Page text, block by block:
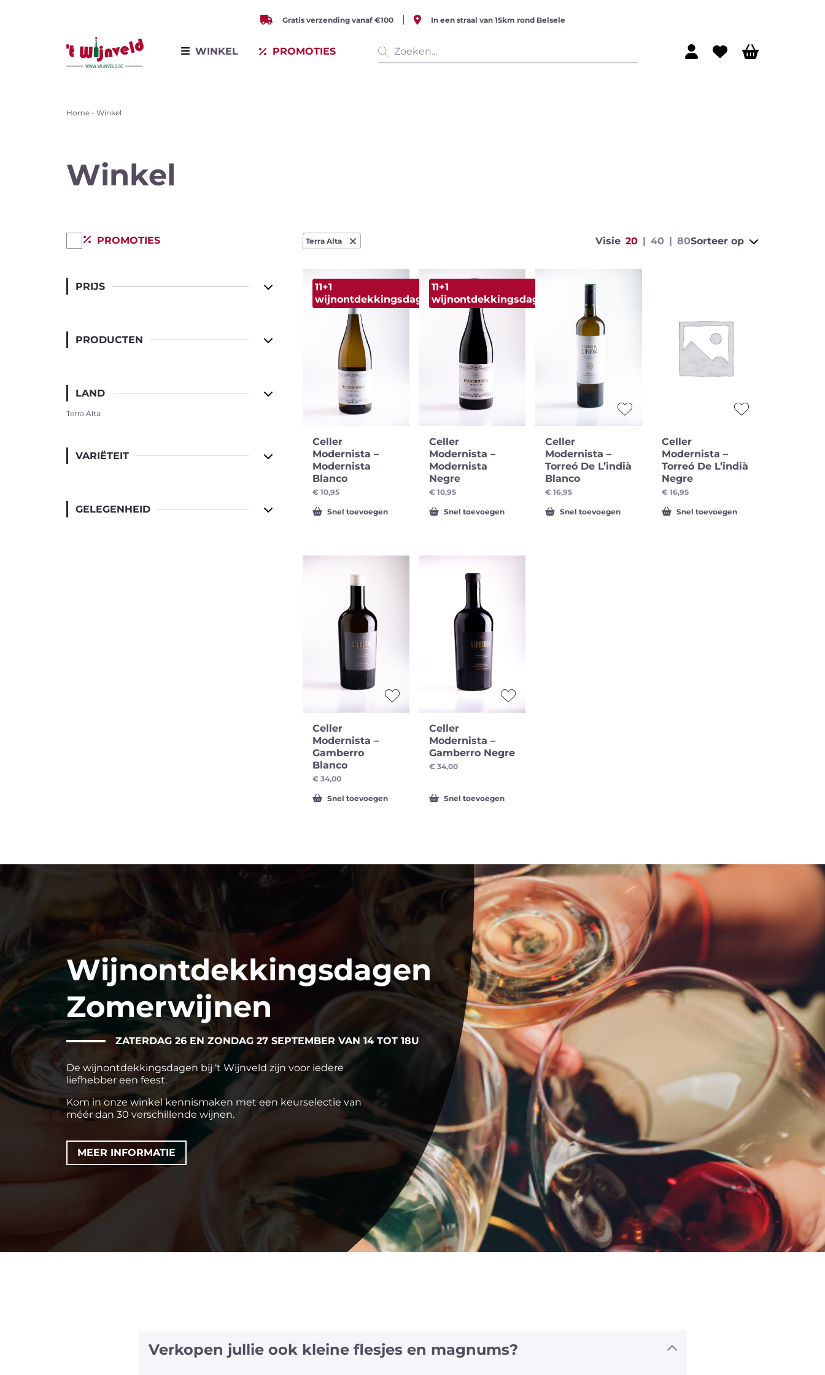
Gratis verzending vanaf €100 In een straal van 15km rond Belsele
WINKEL PROMOTIES
Winkel op variëteit
Voor verenigingen
Over ons
Wijnontdekkingsdagen
dranken
Home - Winkel
Winkel
PROMOTIES
PRIJS
PRODUCTEN
LAND
Terra Alta
VARIËTEIT
GELEGENHEID
Terra Alta Visie 20 40 80Sorteer op
11+1
wijnontdekkingsdagen
Celler
Modernista –
Modernista
Blanco
€10,95
Snel toevoegen
11+1
wijnontdekkingsdagen
Celler
Modernista –
Modernista
Negre
€10,95
Snel toevoegen
Celler
Modernista –
Torreó De L’indià
Blanco
€ 16,95
Snel toevoegen
Celler
Modernista –
Torreó De L’indià
Negre
€ 16,95
Snel toevoegen
Celler
Modernista –
Gamberro
Blanco
€34,00
Snel toevoegen
Celler
Modernista –
Gamberro Negre
€34,00
Snel toevoegen
Wijnontdekkingsdagen
Zomerwijnen
ZATERDAG 26 EN ZONDAG 27 SEPTEMBER VAN 14 TOT 18U
De wijnontdekkingsdagen bij ‘t Wijnveld zijn voor iedere
liefhebber een feest.
Kom in onze winkel kennismaken met een keurselectie van
méér dan 30 verschillende wijnen.
MEER INFORMATIE
Verkopen jullie ook kleine flesjes en magnums?